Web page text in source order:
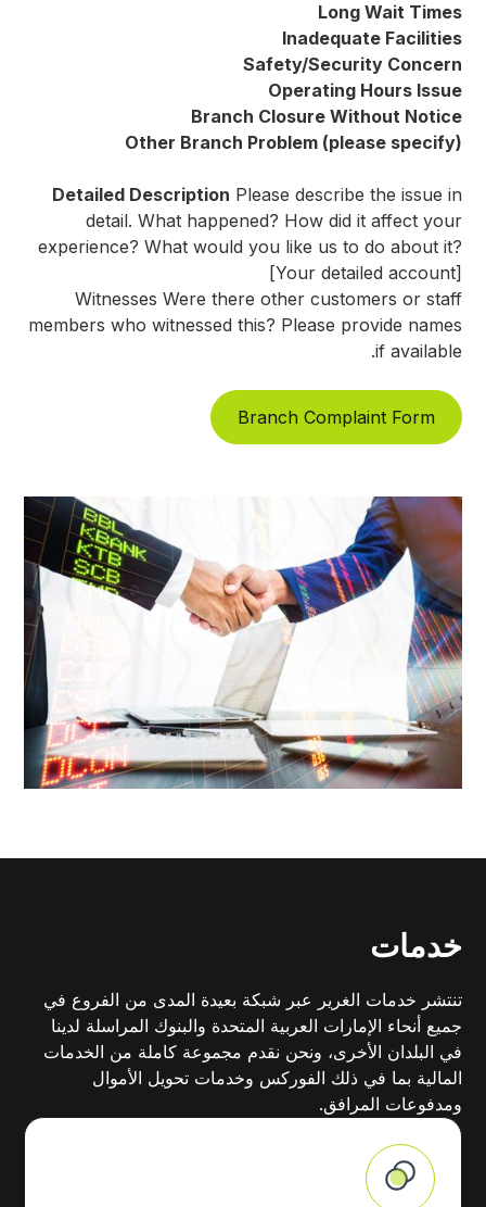
Long Wait Times
Inadequate Facilities
Safety/Security Concern
Operating Hours Issue
Branch Closure Without Notice
Other Branch Problem (please specify)
Detailed Description Please describe the issue in
detail. What happened? How did it affect your
experience? What would you like us to do about it?
[Your detailed account]
Witnesses Were there other customers or staff
members who witnessed this? Please provide names
if available.
Branch Complaint Form
خدمات
تنتشر خدمات الغرير عبر شبكة بعيدة المدى من الفروع في
جميع أنحاء الإمارات العربية المتحدة والبنوك المراسلة لدينا
في البلدان الأخرى، ونحن نقدم مجموعة كاملة من الخدمات
المالية بما في ذلك الفوركس وخدمات تحويل الأموال
ومدفوعات المرافق.